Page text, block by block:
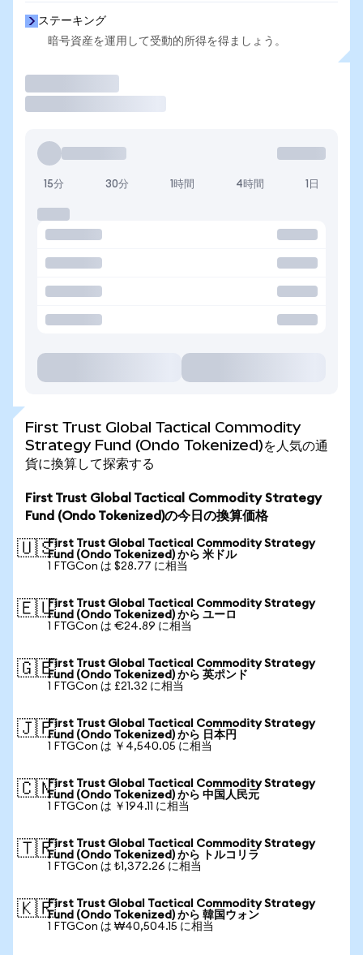
ステーキング
暗号資産を運用して受動的所得を得ましょう。
15分 30分 1時間 4時間 1日
First Trust Global Tactical Commodity
Strategy Fund (Ondo Tokenized)を人気の通
貨に換算して探索する
First Trust Global Tactical Commodity Strategy
Fund (Ondo Tokenized)の今日の換算価格
🇺🇸First Trust Global Tactical Commodity Strategy
Fund (Ondo Tokenized) から 米ドル
1 FTGCon は $28.77 に相当
🇪🇺First Trust Global Tactical Commodity Strategy
Fund (Ondo Tokenized) から ユーロ
1 FTGCon は €24.89 に相当
🇬🇧First Trust Global Tactical Commodity Strategy
Fund (Ondo Tokenized) から 英ポンド
1 FTGCon は £21.32 に相当
🇯🇵First Trust Global Tactical Commodity Strategy
Fund (Ondo Tokenized) から 日本円
1 FTGCon は ￥4,540.05 に相当
🇨🇳First Trust Global Tactical Commodity Strategy
Fund (Ondo Tokenized) から 中国人民元
1 FTGCon は ￥194.11 に相当
🇹🇷First Trust Global Tactical Commodity Strategy
Fund (Ondo Tokenized) から トルコリラ
1 FTGCon は ₺1,372.26 に相当
🇰🇷First Trust Global Tactical Commodity Strategy
Fund (Ondo Tokenized) から 韓国ウォン
1 FTGCon は ₩40,504.15 に相当